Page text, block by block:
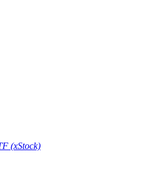
competitivas diariamente
(xStock)